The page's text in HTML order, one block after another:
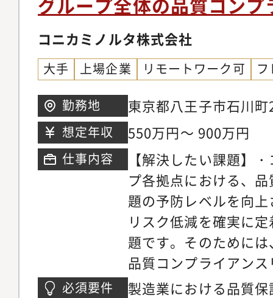
析・リスクアセスメ
トップリスク評価に
部・グループ会社に
ントの定期モニタリ
ションプランの進捗
営層資料作成・報告
リスク関連委員会向
ンシデント管理状況
意思決定支援資料の
ダーとの連携・調整
部・グループ会社と
トやリスクに関する
スタマー対応）・統
書におけるリスク管
キル・経営層を含む
への説明・調総合力
スク情報をわかりや
ケーション力および
ル：Outlook、Word
PCスキル・英語力：
およびメールでの英
可能なレベル
コニカミノルタ株式会社
大手 上場企業 リモートワーク可
勤務地 東京都八王子市石川
想定年収 550万円～ 900万円
仕事内容
【解決したい課題】
プ各拠点における、
題の予防レベルを向
リスク低減を確実に
題です。そのために
品質コンプライアン
し、有効な対策を提
必須要件
製造業における品質